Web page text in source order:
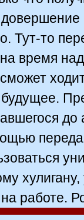
Тут-то
время
работе.